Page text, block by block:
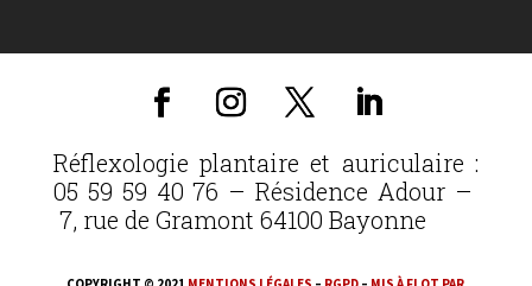
Réflexologie plantaire et auriculaire :
05 59 59 40 76 – Résidence Adour –
7, rue de Gramont 64100 Bayonne